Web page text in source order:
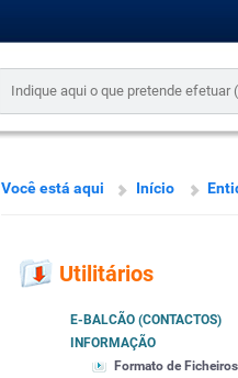
Você está aqui Início
Utilitários
E-BALCÃO (CONTACTOS)
INFORMAÇÃO
Formato de Ficheiros